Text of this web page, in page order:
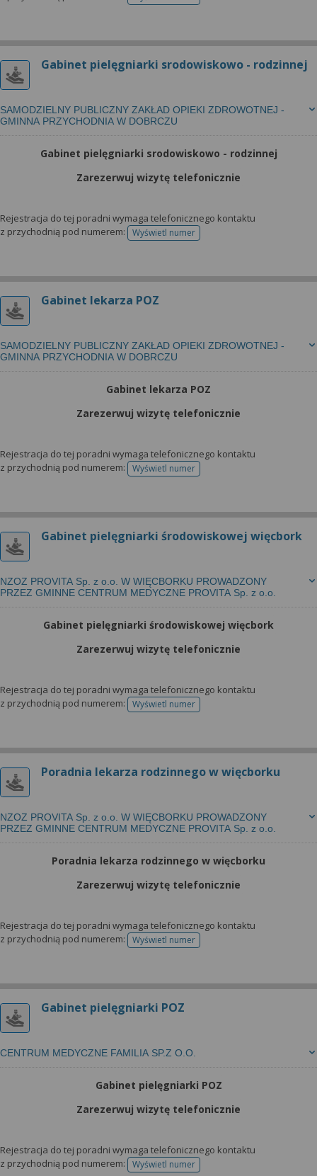
Gabinet pielęgniarki srodowiskowo - rodzinnej
SAMODZIELNY PUBLICZNY ZAKŁAD OPIEKI ZDROWOTNEJ -
GMINNA PRZYCHODNIA W DOBRCZU
Gabinet pielęgniarki srodowiskowo - rodzinnej
Zarezerwuj wizytę telefonicznie
Rejestracja do tej poradni wymaga telefonicznego kontaktu
z przychodnią pod numerem:
Wyświetl numertelefonu do rejestracji
Gabinet lekarza POZ
SAMODZIELNY PUBLICZNY ZAKŁAD OPIEKI ZDROWOTNEJ -
GMINNA PRZYCHODNIA W DOBRCZU
Gabinet lekarza POZ
Zarezerwuj wizytę telefonicznie
Rejestracja do tej poradni wymaga telefonicznego kontaktu
z przychodnią pod numerem:
Wyświetl numertelefonu do rejestracji
Gabinet pielęgniarki środowiskowej więcbork
NZOZ PROVITA Sp. z o.o. W WIĘCBORKU PROWADZONY
PRZEZ GMINNE CENTRUM MEDYCZNE PROVITA Sp. z o.o.
Gabinet pielęgniarki środowiskowej więcbork
Zarezerwuj wizytę telefonicznie
Rejestracja do tej poradni wymaga telefonicznego kontaktu
z przychodnią pod numerem:
Wyświetl numertelefonu do rejestracji
Poradnia lekarza rodzinnego w więcborku
NZOZ PROVITA Sp. z o.o. W WIĘCBORKU PROWADZONY
PRZEZ GMINNE CENTRUM MEDYCZNE PROVITA Sp. z o.o.
Poradnia lekarza rodzinnego w więcborku
Zarezerwuj wizytę telefonicznie
Rejestracja do tej poradni wymaga telefonicznego kontaktu
z przychodnią pod numerem:
Wyświetl numertelefonu do rejestracji
Gabinet pielęgniarki POZ
CENTRUM MEDYCZNE FAMILIA SP.Z O.O.
Gabinet pielęgniarki POZ
Zarezerwuj wizytę telefonicznie
Rejestracja do tej poradni wymaga telefonicznego kontaktu
z przychodnią pod numerem:
Wyświetl numertelefonu do rejestracji